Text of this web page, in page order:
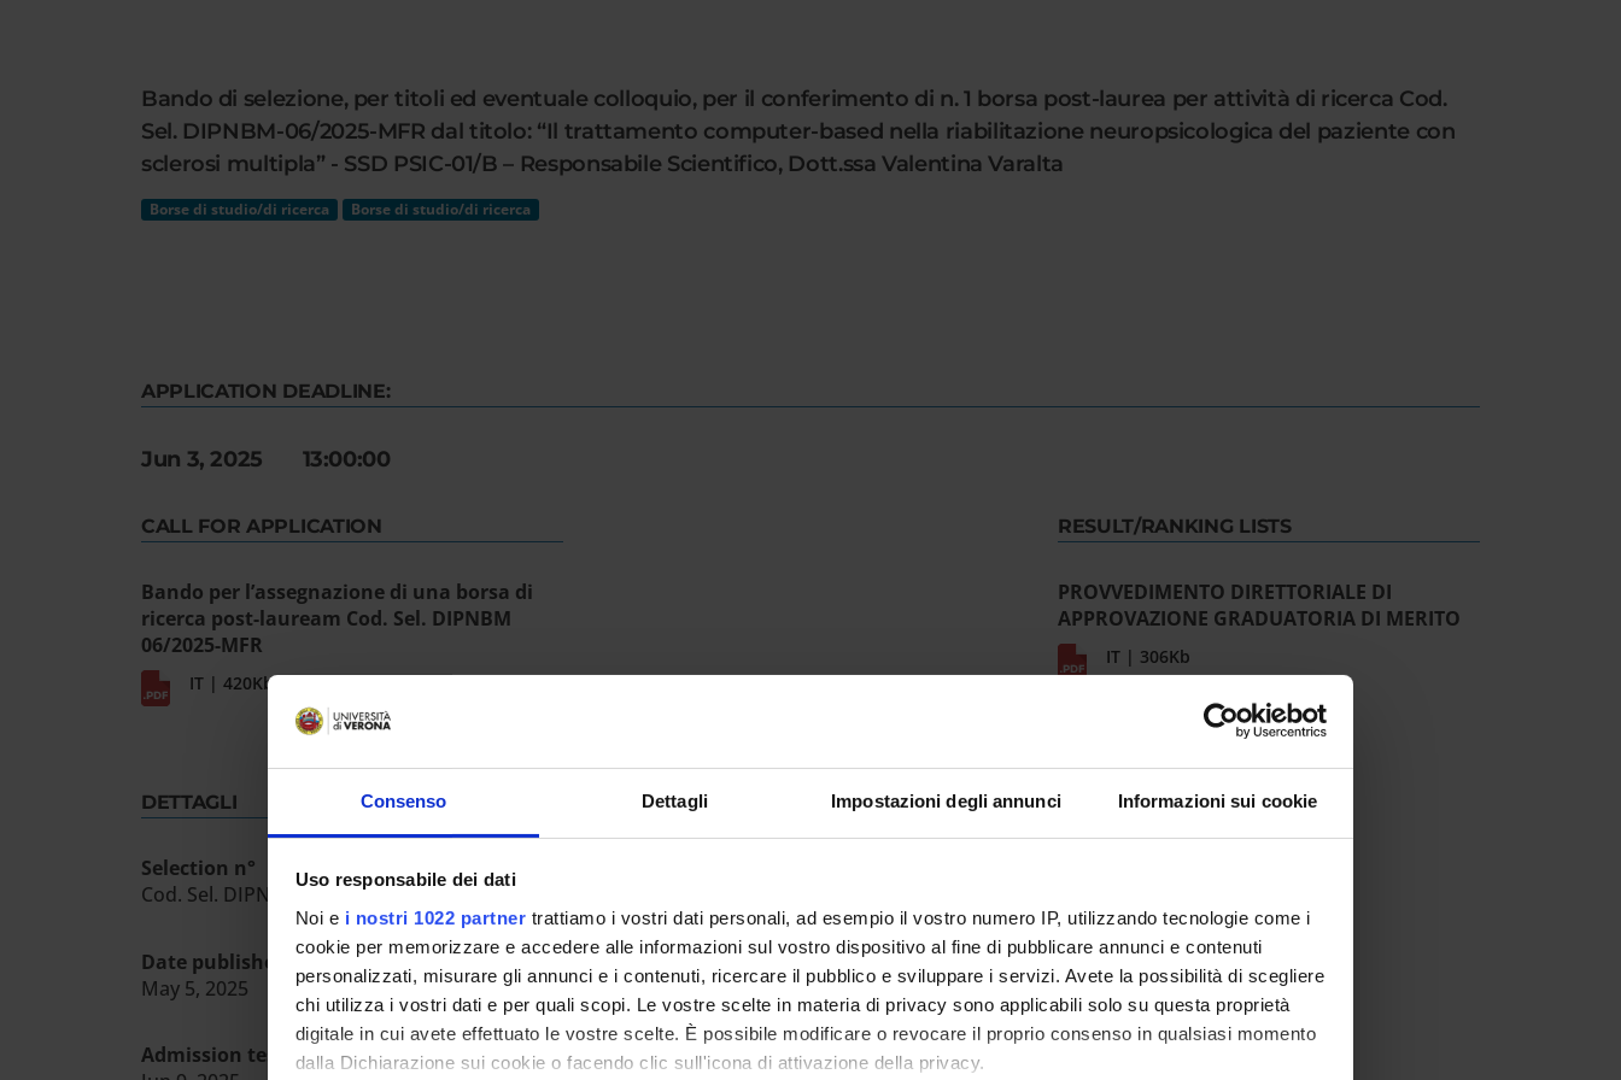
Consenso Dettagli Impostazioni degli annunci Informazioni sui cookie
Uso responsabile dei dati
Noi e i nostri 1022 partner trattiamo i vostri dati personali, ad esempio il vostro numero IP, utilizzando tecnologie come i
cookie per memorizzare e accedere alle informazioni sul vostro dispositivo al fine di pubblicare annunci e contenuti
personalizzati, misurare gli annunci e i contenuti, ricercare il pubblico e sviluppare i servizi. Avete la possibilità di scegliere
chi utilizza i vostri dati e per quali scopi. Le vostre scelte in materia di privacy sono applicabili solo su questa proprietà
digitale in cui avete effettuato le vostre scelte. È possibile modificare o revocare il proprio consenso in qualsiasi momento
dalla Dichiarazione sui cookie o facendo clic sull'icona di attivazione della privacy.
Bando di selezione, per titoli ed eventuale colloquio, per il conferimento di n. 1 borsa post-laurea per attività di ricerca Cod.
Sel. DIPNBM-06/2025-MFR dal titolo: “Il trattamento computer-based nella riabilitazione neuropsicologica del paziente con
sclerosi multipla” - SSD PSIC-01/B – Responsabile Scientifico, Dott.ssa Valentina Varalta
Borse di studio/di ricerca Borse di studio/di ricerca
APPLICATION DEADLINE:
Jun 3, 2025 13:00:00
CALL FOR APPLICATION
Bando per l’assegnazione di una borsa di
ricerca post-lauream Cod. Sel. DIPNBM
06/2025-MFR
IT | 420Kb
DETTAGLI
Selection n°
Cod. Sel. DIPNBM-06/2025-MFR
Date published in the official register
May 5, 2025
Admission test date
RESULT/RANKING LISTS
PROVVEDIMENTO DIRETTORIALE DI
APPROVAZIONE GRADUATORIA DI MERITO
IT | 306Kb